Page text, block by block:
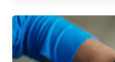
БУДЕТ
ЗАПУЩЕНА
ОНЛАЙН-